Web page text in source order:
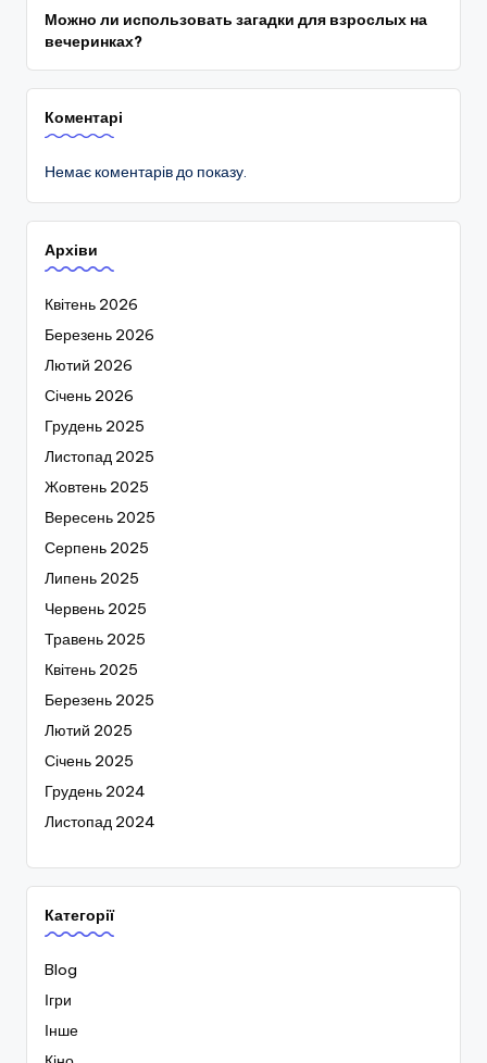
Можно ли использовать загадки для взрослых на
вечеринках?
Коментарі
Немає коментарів до показу.
Архіви
Квітень 2026
Березень 2026
Лютий 2026
Січень 2026
Грудень 2025
Листопад 2025
Жовтень 2025
Вересень 2025
Серпень 2025
Липень 2025
Червень 2025
Травень 2025
Квітень 2025
Березень 2025
Лютий 2025
Січень 2025
Грудень 2024
Листопад 2024
Категорії
Blog
Ігри
Інше